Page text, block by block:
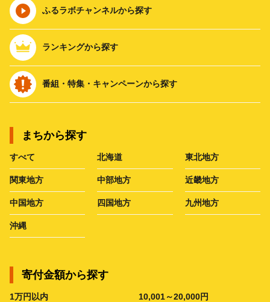
ふるラボチャンネルから探す
ランキングから探す
番組・特集・キャンペーンから探す
まちから探す
すべて 北海道 東北地方
関東地方 中部地方 近畿地方
中国地方 四国地方 九州地方
沖縄
寄付金額から探す
1万円以内 10,001～20,000円